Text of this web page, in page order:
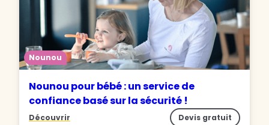
Nounou
Nounou pour bébé : un service de
confiance basé sur la sécurité !
Découvrir Devis gratuit